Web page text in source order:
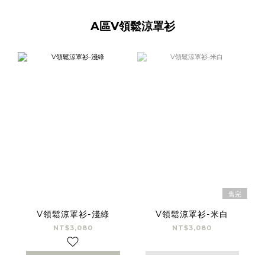
A區V領鬆涼罩衫
V領鬆涼罩衫-淺綠
NT$3,080
售完
V領鬆涼罩衫-米白
NT$3,080